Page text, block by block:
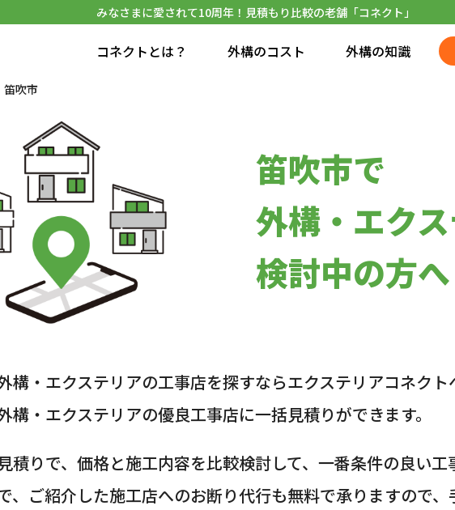
みなさまに愛されて10周年！見積もり比較の老舗「コネクト」
コネクトとは？ 外構のコスト 外構の知識
笛吹市
笛吹市で
外構・エク
検討中の方へ
構・エクステリアの工事店を探すならエクステリアコネクト
構・エクステリアの優良工事店に一括見積りができます。
積りで、価格と施工内容を比較検討して、一番条件の良い工
、ご紹介した施工店へのお断り代行も無料で承りますので、